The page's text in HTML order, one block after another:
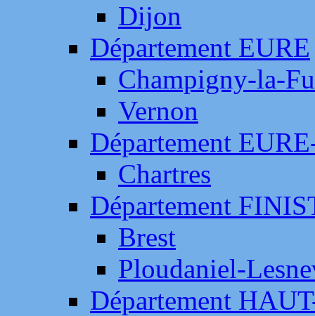
Dijon
Département EURE
Champigny-la-
Vernon
Département
Chartres
Département
Brest
Ploudaniel-
Département